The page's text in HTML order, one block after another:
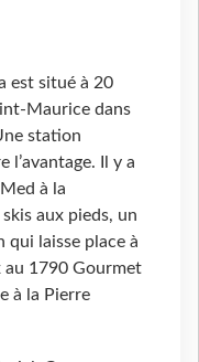
est situé à 20
Maurice dans
station
l’avantage. Il y a
à la
aux pieds, un
laisse place à
au 1790 Gourmet
à la Pierre